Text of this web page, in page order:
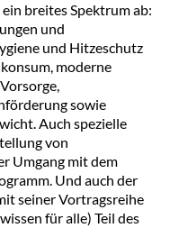
breites Spektrum ab:
und
und Hitzeschutz
moderne
sowie
Auch spezielle
von
Umgang mit dem
Und auch der
seiner Vortragsreihe
für alle) Teil des